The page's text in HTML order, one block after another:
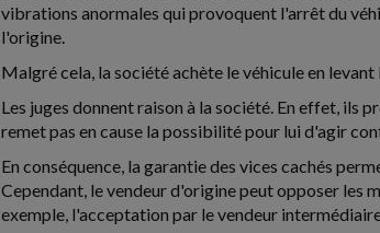
vibrations anormales qui provoquent l'arrêt du
l'origine.
Malgré cela, la société achète le véhicule en
Les juges donnent raison à la société. En effet, ils
remet pas en cause la possibilité pour lui d'agir
En conséquence, la garantie des vices cachés
Cependant, le vendeur d'origine peut opposer les
exemple, l'acceptation par le vendeur